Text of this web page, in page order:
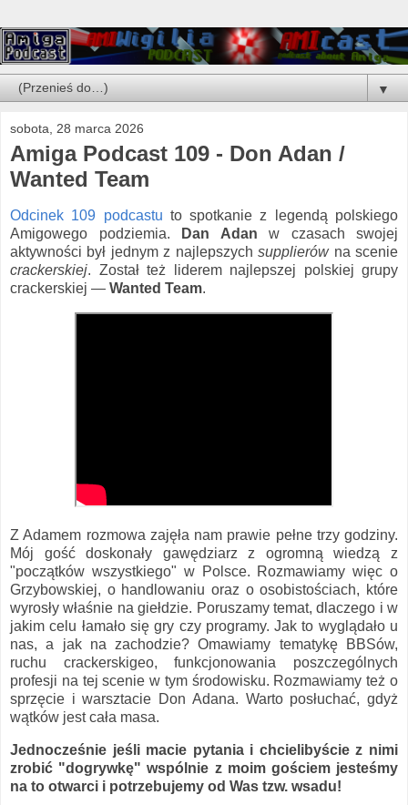
▼
sobota, 28 marca 2026
Amiga Podcast 109 - Don Adan /
Wanted Team
Odcinek 109 podcastu to spotkanie z legendą polskiego
Amigowego podziemia.
Dan Adan w czasach swojej
aktywności był jednym z najlepszychsupplierówna scenie
crackerskiej. Został też liderem najlepszej polskiej grupy
crackerskiej — Wanted Team.
Z Adamem rozmowa zajęła nam prawie pełne trzy godziny.
Mój gość doskonały gawędziarz z ogromną wiedzą z
"początków wszystkiego" w Polsce. Rozmawiamy więc o
Grzybowskiej, o handlowaniu oraz o osobistościach, które
wyrosły właśnie na giełdzie. Poruszamy temat, dlaczego i w
jakim celu łamało się gry czy programy. Jak to wyglądało u
nas, a jak na zachodzie? Omawiamy tematykę BBSów,
ruchu crackerskigeo, funkcjonowania poszczególnych
profesji na tej scenie w tym środowisku. Rozmawiamy też o
sprzęcie i warsztacie Don Adana. Warto posłuchać, gdyż
wątków jest cała masa.
Jednocześnie jeśli macie pytania i chcielibyście z nimi
zrobić "dogrywkę" wspólnie z moim gościem jesteśmy
na to otwarci i potrzebujemy od Was tzw. wsadu!